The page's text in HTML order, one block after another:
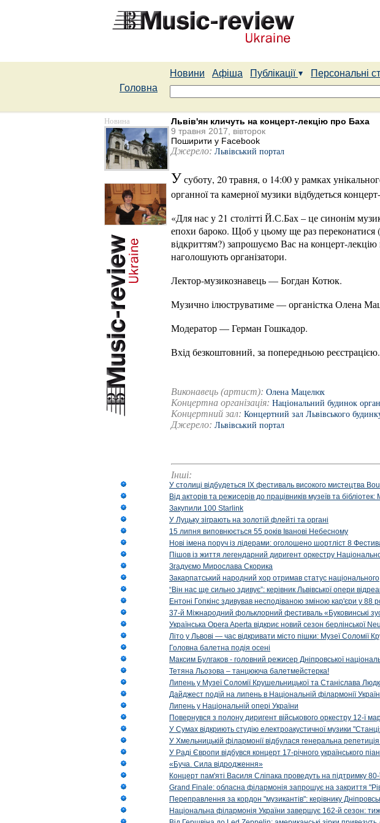
Новини Афіша Публікації Персональні
Головна
Новина
Львів'ян кличуть на концерт-лекцію про Баха
9 травня 2017, вівторок
Поширити у Facebook
Джерело: Львівський портал
Усуботу, 20 травня, о 14:00 у рамках
органної та камерної музики відбудеться
«Для нас у 21 столітті Й.С.Бах – це синонім
епохи бароко. Щоб у цьому ще раз переконатися
відкриттям?) запрошуємо Вас на концерт-
наголошують організатори.
Лектор-музикознавець — Богдан Котюк.
Музично ілюструватиме — органістка Олена
Модератор — Герман Гошкадор.
Вхід безкоштовний, за попередньою
Виконавець (артист): Олена Мацелюх
Концертна організація: Національний будинок
Концертний зал: Концертний зал Львівського
Джерело: Львівський портал
Інші:
У столиці відбудеться IX фестиваль високого мистецтва
Від акторів та режисерів до працівників музеїв та
Закупили 100 Starlink
У Луцьку зіграють на золотій флейті та органі
15 липня виповнюється 55 років Іванові Небесному
Нові імена поруч із лідерами: оголошено шортліст 8
Пішов із життя легендарний диригент оркестру
Згадуємо Мирослава Скорика
Закарпатський народний хор отримав статус національного
“Він нас ще сильно здивує”: керівник Львівської опери
Ентоні Гопкінс здивував несподіваною зміною кар'єри у 88
37-й Міжнародний фольклорний фестиваль «Буковинські
Українська Opera Aperta відкриє новий сезон берлінської
Літо у Львові — час відкривати місто пішки: Музеї Соломії
Головна балетна подія осені
Максим Булгаков - головний режисер Дніпровської
Тетяна Льозова – танцююча балетмейстерка!
Липень у Музеї Соломії Крушельницької та Станіслава
Дайджест подій на липень в Національній філармонії
Липень у Національній опері України
Повернувся з полону диригент військового оркестру 12-ї
У Сумах відкриють студію електроакустичної музики
У Хмельницькій філармонії відбулася генеральна
У Раді Європи відбувся концерт 17-річного українського
«Буча. Сила відродження»
Концерт пам'яті Василя Сліпака проведуть на підтримку
Grand Finale: обласна філармонія запрошує на закриття
Переправлення за кордон "музикантів": керівнику
Національна філармонія України завершує 162-й сезон: